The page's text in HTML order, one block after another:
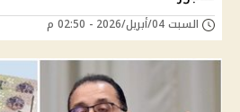
السبت 04/أبريل/2026 - 02:50 م